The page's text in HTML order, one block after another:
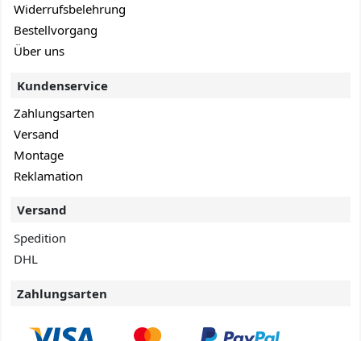
Widerrufsbelehrung
Bestellvorgang
Über uns
Kundenservice
Zahlungsarten
Versand
Montage
Reklamation
Versand
Spedition
DHL
Zahlungsarten